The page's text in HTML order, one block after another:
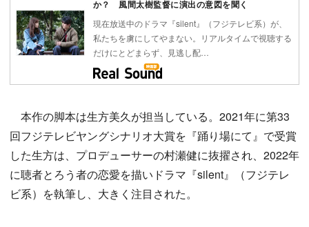
か？ 風間太樹監督に演出の意図を聞く
現在放送中のドラマ『silent』（フジテレビ系）が、
私たちを虜にしてやまない。リアルタイムで視聴する
だけにとどまらず、見逃し配…
本作の脚本は生方美久が担当している。2021年に第33
回フジテレビヤングシナリオ大賞を『踊り場にて』で受賞
した生方は、プロデューサーの村瀬健に抜擢され、2022年
に聴者とろう者の恋愛を描いドラマ『silent』（フジテレ
ビ系）を執筆し、大きく注目された。